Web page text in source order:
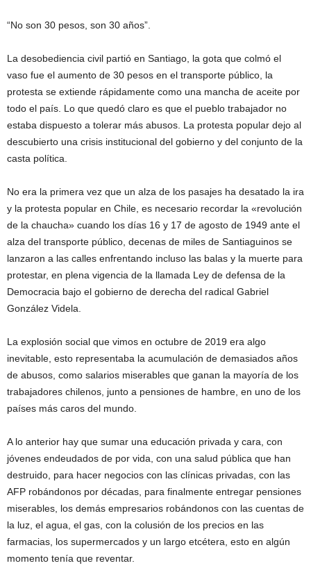
“No son 30 pesos, son 30 años”.
La desobediencia civil partió en Santiago, la gota que colmó el
vaso fue el aumento de 30 pesos en el transporte público, la
protesta se extiende rápidamente como una mancha de aceite por
todo el país. Lo que quedó claro es que el pueblo trabajador no
estaba dispuesto a tolerar más abusos. La protesta popular dejo al
descubierto una crisis institucional del gobierno y del conjunto de la
casta política.
No era la primera vez que un alza de los pasajes ha desatado la ira
y la protesta popular en Chile, es necesario recordar la «revolución
de la chaucha» cuando los días 16 y 17 de agosto de 1949 ante el
alza del transporte público, decenas de miles de Santiaguinos se
lanzaron a las calles enfrentando incluso las balas y la muerte para
protestar, en plena vigencia de la llamada Ley de defensa de la
Democracia bajo el gobierno de derecha del radical Gabriel
González Videla.
La explosión social que vimos en octubre de 2019 era algo
inevitable, esto representaba la acumulación de demasiados años
de abusos, como salarios miserables que ganan la mayoría de los
trabajadores chilenos, junto a pensiones de hambre, en uno de los
países más caros del mundo.
A lo anterior hay que sumar una educación privada y cara, con
jóvenes endeudados de por vida, con una salud pública que han
destruido, para hacer negocios con las clínicas privadas, con las
AFP robándonos por décadas, para finalmente entregar pensiones
miserables, los demás empresarios robándonos con las cuentas de
la luz, el agua, el gas, con la colusión de los precios en las
farmacias, los supermercados y un largo etcétera, esto en algún
momento tenía que reventar.